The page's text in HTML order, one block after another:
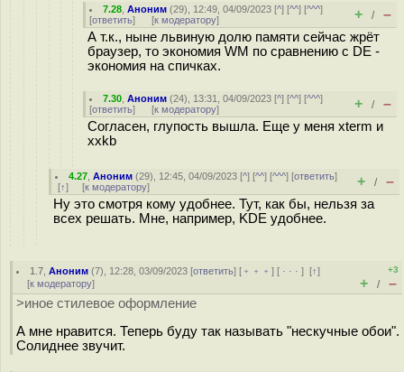
7.28 ,Аноним (29), 12:49, 04/09/2023 [^] [^^] [^^^]
[ответить] [к модератору] + / –
А т.к., ныне львиную долю памяти сейчас жрёт
браузер, то экономия WM по сравнению с DE -
экономия на спичках.
7.30 ,Аноним (24), 13:31, 04/09/2023 [^] [^^] [^^^]
[ответить] [к модератору] + / –
Согласен, глупость вышла. Еще у меня xterm и
xxkb
4.27 ,Аноним (29), 12:45, 04/09/2023 [^] [^^] [^^^] [ответить]
[↑] [к модератору] + / –
Ну это смотря кому удобнее. Тут, как бы, нельзя за
всех решать. Мне, например, KDE удобнее.
1.7 ,Аноним (7), 12:28, 03/09/2023 [ответить] [ ﹢﹢﹢] [ · · ·][↑]
[к модератору]
+3
+ / –
>иное стилевое оформление
А мне нравится. Теперь буду так называть "нескучные обои".
Солиднее звучит.